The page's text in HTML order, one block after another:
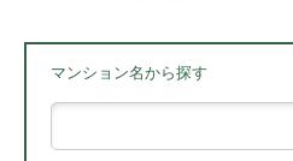
マンション名から探す